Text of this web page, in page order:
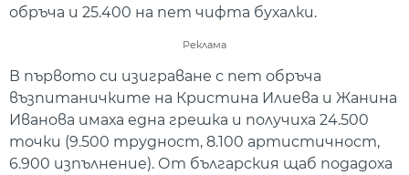
обръча и 25.400 на пет чифта бухалки.
Реклама
В първото си изиграване с пет обръча
възпитаничките на Кристина Илиева и Жанина
Иванова имаха една грешка и получиха 24.500
точки (9.500 трудност, 8.100 артистичност,
6.900 изпълнение). От българския щаб подадоха